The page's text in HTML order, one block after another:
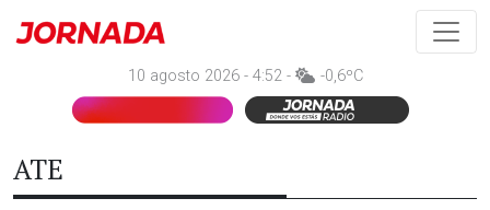
10 agosto 2026 - 4:52 - -0,6ºC
ATE